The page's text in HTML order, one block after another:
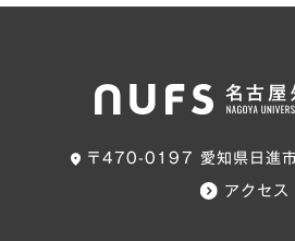
〒470-0197 愛知県日進
アクセス